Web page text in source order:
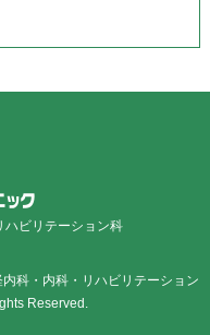
ハビリテーション科
科・内科・リハビリテーション
Reserved.